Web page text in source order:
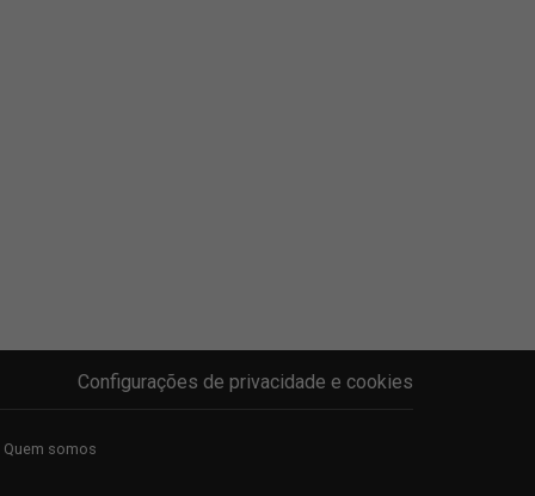
Configurações de privacidade e cookies
Quem somos